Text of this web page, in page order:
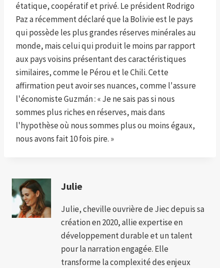
étatique, coopératif et privé. Le président Rodrigo
Paz a récemment déclaré que la Bolivie est le pays
qui possède les plus grandes réserves minérales au
monde, mais celui qui produit le moins par rapport
aux pays voisins présentant des caractéristiques
similaires, comme le Pérou et le Chili. Cette
affirmation peut avoir ses nuances, comme l'assure
l'économiste Guzmán : « Je ne sais pas si nous
sommes plus riches en réserves, mais dans
l'hypothèse où nous sommes plus ou moins égaux,
nous avons fait 10 fois pire. »
Julie
Julie, cheville ouvrière de Jiec depuis sa
création en 2020, allie expertise en
développement durable et un talent
pour la narration engagée. Elle
transforme la complexité des enjeux